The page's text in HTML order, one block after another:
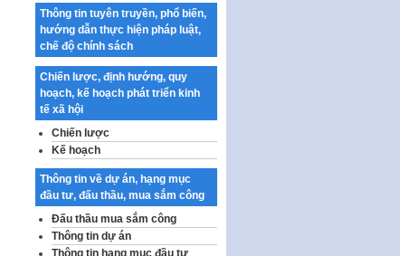
Công bố công khai dự toán kinh
phí xây dựng pháp luật, hoàn
thiện thể chế, chính…
Quy định về nghiên cứu, ứng
dụng khoa học, công nghệ, đổi
mới sáng tạo và chuyển…
Quy định chi tiết và hướng dẫn
thi hành một số điều của Luật Lý
lịch tư…
Sửa đổi, bổ sung một số nội
dung tại Nghị quyết số 30/NQ-
CP ngày 24 tháng 02…
Ban hành Chương trình hành
Thông tin tuyên truyền, phổ biến,
hướng dẫn thực hiện pháp luật,
chế độ chính sách
Chiến lược, định hướng, quy
hoạch, kế hoạch phát triển kinh
tế xã hội
Chiến lược
Kế hoạch
Thông tin về dự án, hạng mục
đầu tư, đấu thầu, mua sắm công
Đấu thầu mua sắm công
Thông tin dự án
Thông tin hạng mục đầu tư